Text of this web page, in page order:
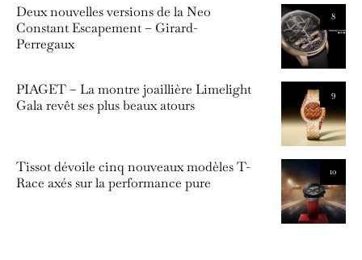
8
Deux nouvelles versions de la Neo
Constant Escapement – Girard-
Perregaux
9
PIAGET – La montre joaillière Limelight
Gala revêt ses plus beaux atours
10
Tissot dévoile cinq nouveaux modèles T-
Race axés sur la performance pure